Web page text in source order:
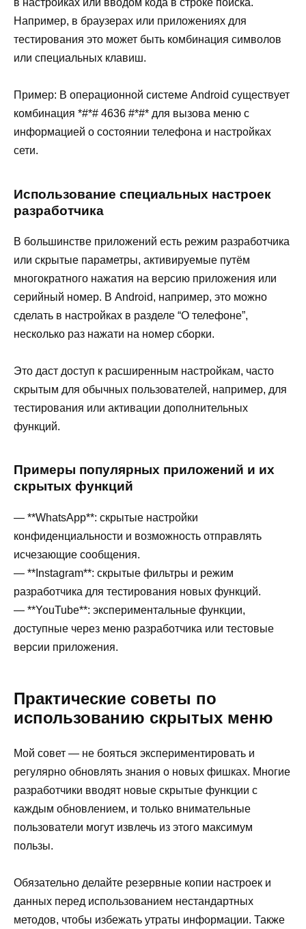
в настройках или вводом кода в строке поиска.
Например, в браузерах или приложениях для
тестирования это может быть комбинация символов
или специальных клавиш.
Пример: В операционной системе Android существует
комбинация *#*# 4636 #*#* для вызова меню с
информацией о состоянии телефона и настройках
сети.
Использование специальных настроек
разработчика
В большинстве приложений есть режим разработчика
или скрытые параметры, активируемые путём
многократного нажатия на версию приложения или
серийный номер. В Android, например, это можно
сделать в настройках в разделе “О телефоне”,
несколько раз нажати на номер сборки.
Это даст доступ к расширенным настройкам, часто
скрытым для обычных пользователей, например, для
тестирования или активации дополнительных
функций.
Примеры популярных приложений и их
скрытых функций
— **WhatsApp**: скрытые настройки
конфиденциальности и возможность отправлять
исчезающие сообщения.
— **Instagram**: скрытые фильтры и режим
разработчика для тестирования новых функций.
— **YouTube**: экспериментальные функции,
доступные через меню разработчика или тестовые
версии приложения.
Практические советы по
использованию скрытых меню
Мой совет — не бояться экспериментировать и
регулярно обновлять знания о новых фишках. Многие
разработчики вводят новые скрытые функции с
каждым обновлением, и только внимательные
пользователи могут извлечь из этого максимум
пользы.
Обязательно делайте резервные копии настроек и
данных перед использованием нестандартных
методов, чтобы избежать утраты информации. Также